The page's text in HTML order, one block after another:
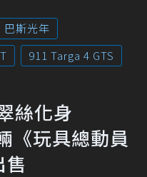
巴斯光年
911 Targa 4 GTS
絲化身
《玩具總動員
售